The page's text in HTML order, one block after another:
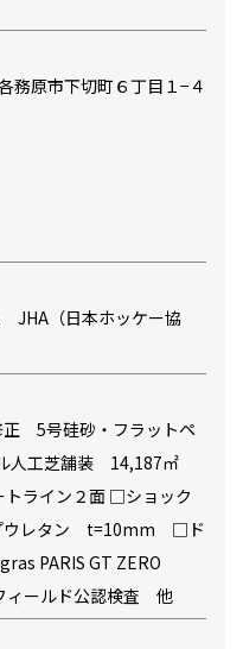
務原市下切町６丁目１−４
JHA（日本ホッケー協
5号硅砂・フラットペ
人工芝舗装 14,187㎡
トライン２面 □ショック
ウレタン t=10mm □ド
PARIS GT ZERO
ールド公認検査 他